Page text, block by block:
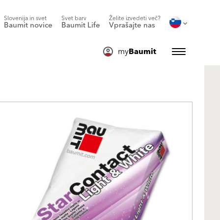
Slovenija in svet
Baumit novice
Svet barv
Baumit Life
Želite izvedeti več?
Vprašajte nas
myBaumit